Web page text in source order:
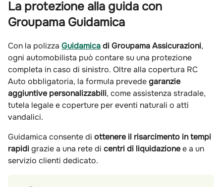
La protezione alla guida con
Groupama Guidamica
Con la polizza Guidamicadi Groupama Assicurazioni,
ogni automobilista può contare su una protezione
completa in caso di sinistro. Oltre alla copertura RC
Auto obbligatoria, la formula prevedegaranzie
aggiuntive personalizzabili, come assistenza stradale,
tutela legale e coperture per eventi naturali o atti
vandalici.
Guidamica consente di ottenere il risarcimento in tempi
rapidigrazie a una rete di centri di liquidazionee a un
servizio clienti dedicato.